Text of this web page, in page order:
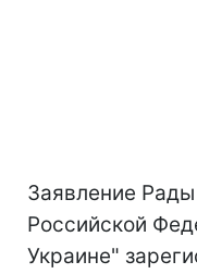
Заявление
Российской
Украине"